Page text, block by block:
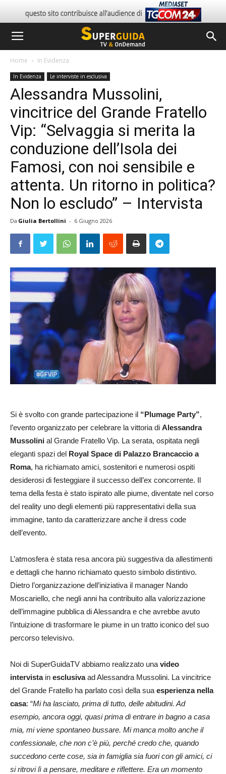
Home In Evidenza
In Evidenza Le interviste in esclusiva
Alessandra Mussolini,
vincitrice del Grande Fratello
Vip: “Selvaggia si merita la
conduzione dell’Isola dei
Famosi, con noi sensibile e
attenta. Un ritorno in politica?
Non lo escludo” – Intervista
Da Giulia Bertollini - 6 Giugno 2026
Si è svolto con grande partecipazione il “Plumage Party”,
l’evento organizzato per celebrare la vittoria di Alessandra
Mussolini al Grande Fratello Vip. La serata, ospitata negli
eleganti spazi del Royal Space di Palazzo Brancaccio a
Roma, ha richiamato amici, sostenitori e numerosi ospiti
desiderosi di festeggiare il successo dell’ex concorrente. Il
tema della festa è stato ispirato alle piume, diventate nel corso
del reality uno degli elementi più rappresentativi della sua
immagine, tanto da caratterizzare anche il dress code
dell’evento.
L’atmosfera è stata resa ancora più suggestiva da allestimenti
e dettagli che hanno richiamato questo simbolo distintivo.
Dietro l’organizzazione dell’iniziativa il manager Nando
Moscariello, che negli anni ha contribuito alla valorizzazione
dell’immagine pubblica di Alessandra e che avrebbe avuto
l’intuizione di trasformare le piume in un tratto iconico del suo
percorso televisivo.
Noi di SuperGuidaTV abbiamo realizzato una video
intervistain esclusivaad Alessandra Mussolini. La vincitrice
del Grande Fratello ha parlato così della sua esperienza nella
casa: “Mi ha lasciato, prima di tutto, delle abitudini. Ad
esempio, ancora oggi, quasi prima di entrare in bagno a casa
mia, mi viene spontaneo bussare. Mi manca molto anche il
confessionale, che non c’è più, perché credo che, quando
succedono certe cose, sia in famiglia sia fuori con gli amici, ci
si ritrovi lì a pensare, meditare e riflettere. Era un momento